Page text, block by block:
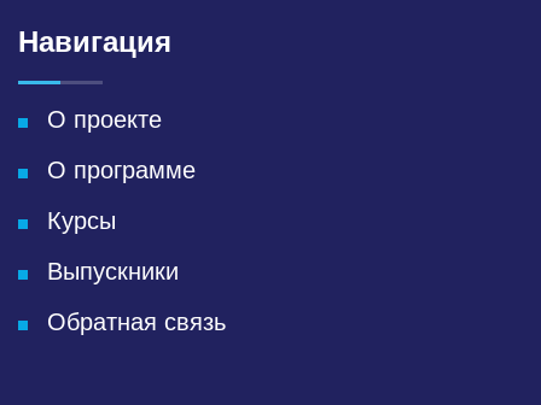
Навигация
О проекте
О программе
Курсы
Выпускники
Обратная связь